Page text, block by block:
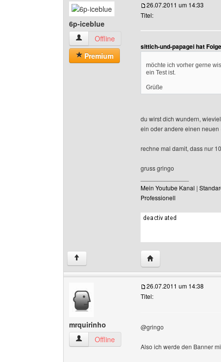
6p-iceblue
6p-iceblue Benutzer-Profile anzeigen
Offline
Premium
26.07.2011 um 14:33
Titel:
sittich-und-papagei hat
möchte ich vorher gerne
ein Test ist.
Grüße
du wirst dich wundern,
ein oder andere einen
rechne mal damit, dass nur
gruss gringo
Mein Youtube Kanal |
Professionell
↑ Website dieses
mrquirinho
mrquirinho Benutzer-Profile anzeigen
Offline
26.07.2011 um 14:38
Titel:
@gringo
Also ich werde den Banner